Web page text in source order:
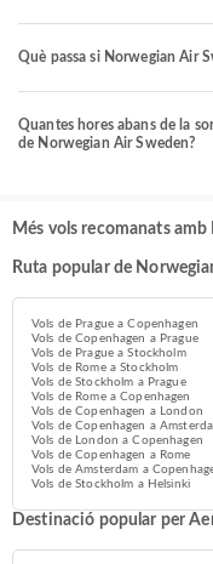
Què passa si Norwegian Air
Quantes hores abans de la
de Norwegian Air Sweden?
Més vols recomanats
Ruta popular de
Vols de Prague a Copenhagen
Vols de Copenhagen a Prague
Vols de Prague a Stockholm
Vols de Rome a Stockholm
Vols de Stockholm a Prague
Vols de Rome a Copenhagen
Vols de Copenhagen a London
Vols de Copenhagen a
Vols de London a Copenhagen
Vols de Copenhagen a Rome
Vols de Amsterdam a
Vols de Stockholm a Helsinki
Destinació popular per